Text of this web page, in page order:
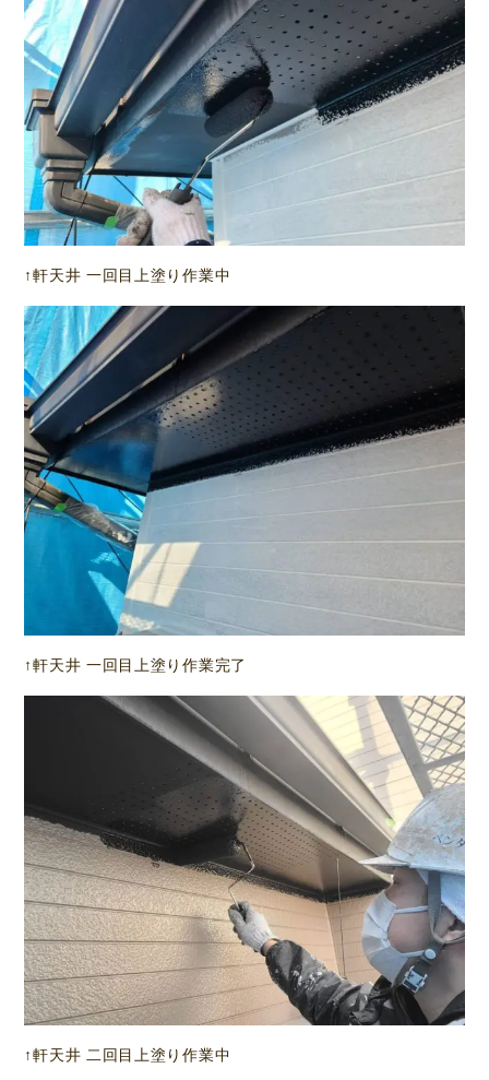
↑軒天井 一回目上塗り作業中
↑軒天井 一回目上塗り作業完了
↑軒天井 二回目上塗り作業中